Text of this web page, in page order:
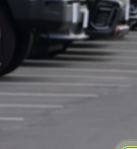
電話か出張か、高い方
だから高価買取!
20
無
ご依頼いただ